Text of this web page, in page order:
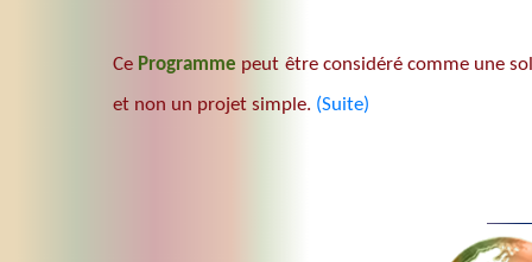
Ce Programme peut être considéré comme une
et non un projet simple. (Suite)